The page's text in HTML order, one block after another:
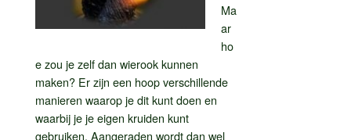
Ma
ar
ho
e zou je zelf dan wierook kunnen
maken? Er zijn een hoop verschillende
manieren waarop je dit kunt doen en
waarbij je je eigen kruiden kunt
gebruiken. Aangeraden wordt dan wel